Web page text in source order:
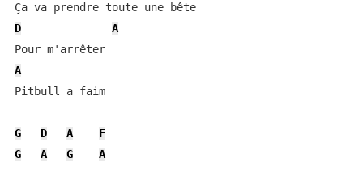
Ça va prendre toute une bête
D
A
Pour m'arrêter
A
Pitbull a faim
G D A
F
G
A G A